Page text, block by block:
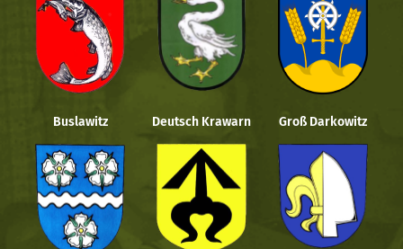
Buslawitz Deutsch Krawarn Groß Darkowitz